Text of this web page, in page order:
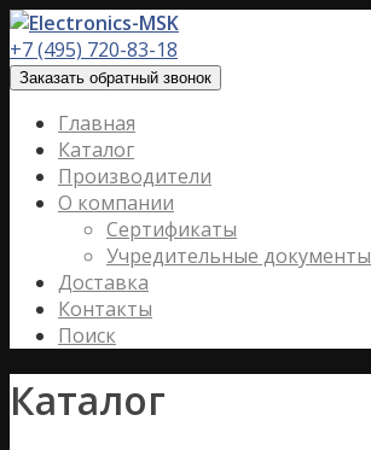
+7 (495) 720-83-18
Заказать обратный звонок
Главная
Каталог
Производители
О компании
Сертификаты
Учредительные документы
Доставка
Контакты
Поиск
Каталог